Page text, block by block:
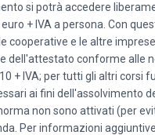
si potrà accedere
+ IVA a persona. Con
cooperative e le altre
dell'attestato conforme alle
+ IVA; per tutti gli altri
ai fini dell'assolvimento
non sono attivati (per
Per informazioni